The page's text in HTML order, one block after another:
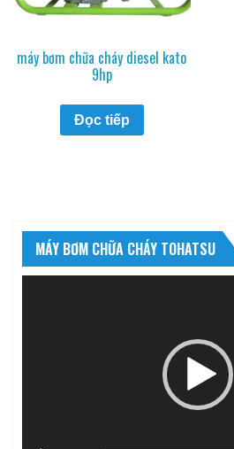
máy bơm chữa cháy diesel kato
9hp
Đọc tiếp
MÁY BƠM CHỮA CHÁY TOHATSU